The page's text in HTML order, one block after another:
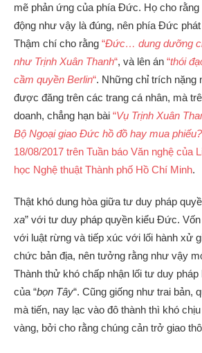
mẽ phản ứng của phía Đức. Họ cho rằng
động như vậy là đúng, nên phía Đức
Thậm chí cho rằng “Đức… dung dưỡng
như Trịnh Xuân Thanh“, và lên án “thói
cầm quyền Berlin“. Những chỉ trích nặng
được đăng trên các trang cá nhân, mà
doanh, chẳng hạn bài “Vụ Trịnh Xuân
Bộ Ngoại giao Đức hồ đồ hay mua phiếu?
18/08/2017 trên Tuần báo Văn nghệ của
học Nghệ thuật Thành phố Hồ Chí Minh.
Thật khó dung hòa giữa tư duy pháp
xa” với tư duy pháp quyền kiểu Đức.
với luật rừng và tiếp xúc với lối hành xử
chức bản địa, nên tưởng rằng như vậy
Thành thử khó chấp nhận lối tư duy
của “bọn Tây“. Cũng giống như trai bản,
mà tiến, nay lạc vào đô thành thì khó
vàng, bởi cho rằng chúng cản trở giao